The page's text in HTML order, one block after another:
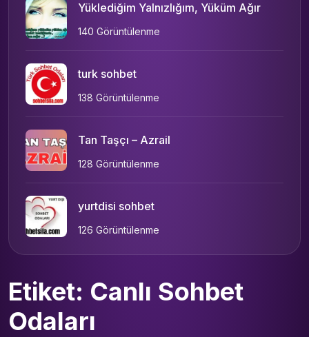
Yüklediğim Yalnızlığım, Yüküm Ağır
140 Görüntülenme
turk sohbet
138 Görüntülenme
Tan Taşçı – Azrail
128 Görüntülenme
yurtdisi sohbet
126 Görüntülenme
Etiket: Canlı Sohbet
Odaları